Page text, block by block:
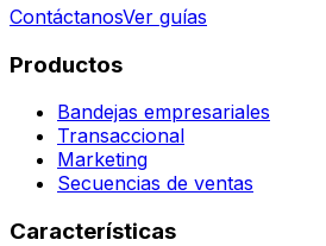
ContáctanosVer guías
Productos
Bandejas empresariales
Transaccional
Marketing
Secuencias de ventas
Características